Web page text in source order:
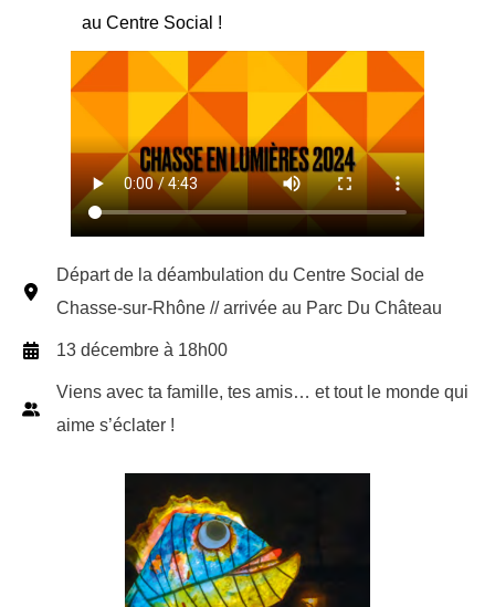
au Centre Social !
Départ de la déambulation du Centre Social de
Chasse-sur-Rhône // arrivée au Parc Du Château
13 décembre à 18h00
Viens avec ta famille, tes amis… et tout le monde qui
aime s’éclater !